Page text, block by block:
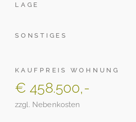
LAGE
SONSTIGES
KAUFPREIS WOHNUNG
€ 458.500,-
zzgl. Nebenkosten